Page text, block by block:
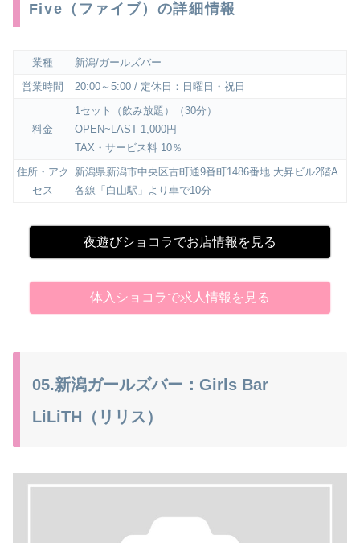
Five（ファイブ）の詳細情報
業種
新潟/ガールズバー
営業時間
20:00～5:00 / 定休日：日曜日・祝日
料金
1セット（飲み放題）（30分）
OPEN~LAST 1,000円
TAX・サービス料 10％
住所・アク
セス
新潟県新潟市中央区古町通9番町1486番地 大昇ビル2階A
各線「白山駅」より車で10分
夜遊びショコラでお店情報を見る
体入ショコラで求人情報を見る
05.新潟ガールズバー：Girls Bar
LiLiTH（リリス）